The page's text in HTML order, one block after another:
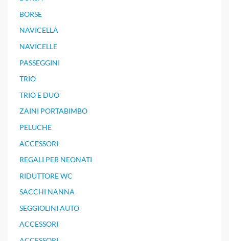
BORSE
NAVICELLA
NAVICELLE
PASSEGGINI
TRIO
TRIO E DUO
ZAINI PORTABIMBO
PELUCHE
ACCESSORI
REGALI PER NEONATI
RIDUTTORE WC
SACCHI NANNA
SEGGIOLINI AUTO
ACCESSORI